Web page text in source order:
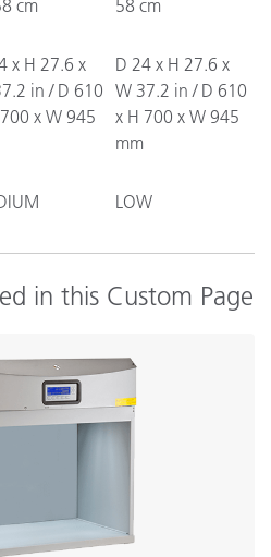
cm
58 cm
x H 27.6 x
in / D 610
x W 945
D 24 x H 27.6 x
W 37.2 in / D 610
x H 700 x W 945
mm
LOW
in this Custom Page